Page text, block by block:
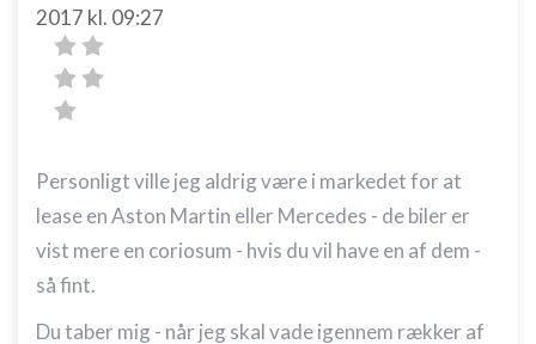
2017 kl. 09:27
Personligt ville jeg aldrig være i markedet for at
lease en Aston Martin eller Mercedes - de biler er
vist mere en coriosum - hvis du vil have en af dem -
så fint.
Du taber mig - når jeg skal vade igennem rækker af